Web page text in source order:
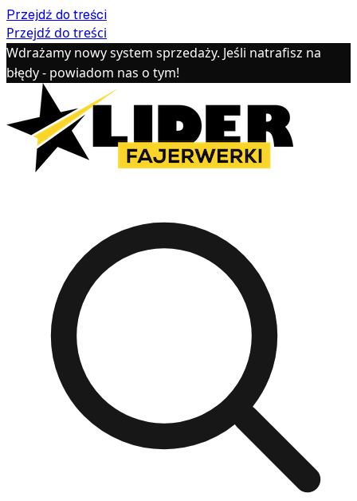
Przejdź do treści
Przejdź do treści
Wdrażamy nowy system sprzedaży. Jeśli natrafisz na
błędy - powiadom nas o tym!